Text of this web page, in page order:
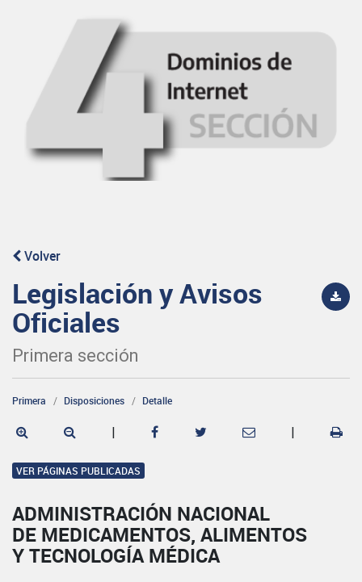
Volver
Legislación y Avisos
Oficiales
Primera sección
Primera Disposiciones Detalle
| |
VER PÁGINAS PUBLICADAS
ADMINISTRACIÓN NACIONAL
DE MEDICAMENTOS, ALIMENTOS
Y TECNOLOGÍA MÉDICA